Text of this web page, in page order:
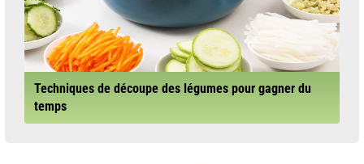
Techniques de découpe des légumes pour gagner du
temps